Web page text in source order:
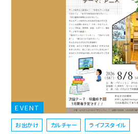
EVENT
お出かけ カルチャー ライフスタイル